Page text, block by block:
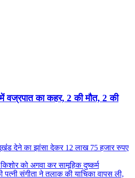
में वज्रपात का कहर, 2 की मौत, 2 की
देने का झांसा देकर 12 लाख 75 हजार रुपए
को अगवा कर सामूहिक दुष्कर्म
संगीता ने तलाक की याचिका वापस ली,